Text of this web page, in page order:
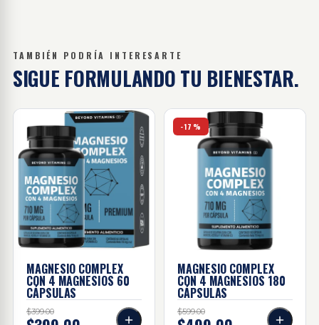
TAMBIÉN PODRÍA INTERESARTE
SIGUE FORMULANDOTU BIENESTAR.
Magnesio complex con 4 magnesios - 60 cápsulas
MAGNESIO COMPLEX
CON 4 MAGNESIOS 60
CÁPSULAS
$399.00
Magnesio complex con 4
-17%
MAGNESIO COMPLEX
CON 4 MAGNESIOS 180
CÁPSULAS
$599.00